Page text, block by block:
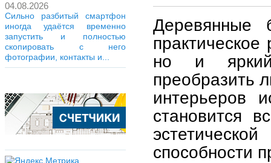
04.08.2026
Сильно разбитый смартфон
иногда удаётся временно
запустить и полностью
скопировать с него
фотографии, контакты и...
Деревянные
но и яркий
преобразить
интерьеров
становится
способности